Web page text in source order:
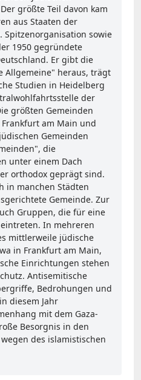
größte Teil davon kam
aus Staaten der
Spitzenorganisation sowie
1950 gegründete
Er gibt die
Allgemeine" heraus, trägt
Studien in Heidelberg
der
größten Gemeinden
am Main und
Gemeinden
die
unter einem Dach
orthodox geprägt sind.
in manchen Städten
Gemeinde. Zur
Gruppen, die für eine
In mehreren
mittlerweile jüdische
in Frankfurt am Main,
Einrichtungen stehen
Antisemitische
Bedrohungen und
diesem Jahr
mit dem Gaza-
Besorgnis in den
des islamistischen